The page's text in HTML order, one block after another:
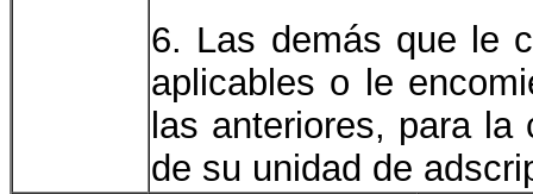
6. Las demás que le
aplicables o le
las anteriores, para
de su unidad de